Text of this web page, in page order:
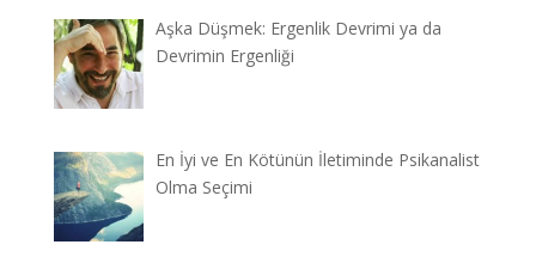
Aşka Düşmek: Ergenlik Devrimi ya da
Devrimin Ergenliği
En İyi ve En Kötünün İletiminde Psikanalist
Olma Seçimi